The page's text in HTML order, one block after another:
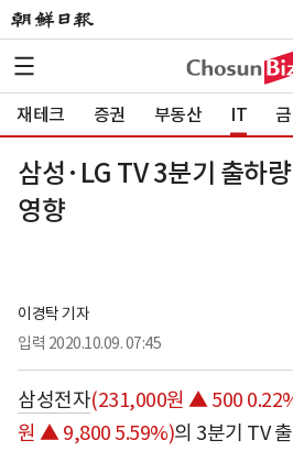
재테크 증권 부동산 IT
삼성·LG TV 3분기 출하
영향
이경탁 기자
입력 2020.10.09. 07:45
삼성전자(231,000원 ▲ 500
원 ▲ 9,800 5.59%)의 3분기 TV